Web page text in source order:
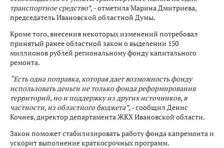
транспортное средство”, -отметила Марина Дмитриева,
председатель Ивановской областной Думы.
Кроме того, внесения некоторых изменений потребовал
принятый ранее областной закон о выделении 150
миллионов рублей региональному фонду капитального
ремонта.
“Есть одна поправка, которая дает возможность фонду
использовать деньги не только фонда реформирования
территорий, но и поддержку из других источников, в
частности, из областного бюджета”, - сообщил Денис
Кочнев, директор департамента ЖКХ Ивановской области.
Закон поможет стабилизировать работу фонда капремонта и
ускорит выполнение краткосрочных программ.